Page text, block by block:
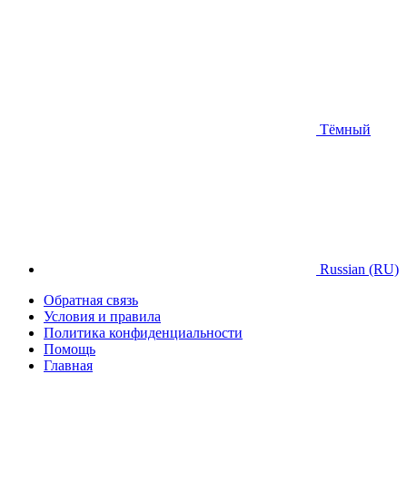
Тёмный
Russian (RU)
Обратная связь
Условия и правила
Политика конфиденциальности
Помощь
Главная